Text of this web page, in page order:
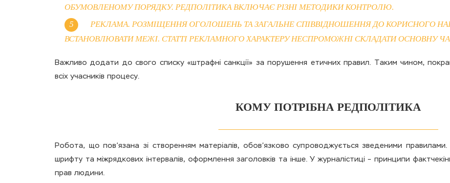
ОБУМОВЛЕНОМУ ПОРЯДКУ. РЕДПОЛІТИКА ВКЛЮЧАЄ РІЗНІ МЕТОДИКИ КОНТРОЛЮ.
РЕКЛАМА. РОЗМІЩЕННЯ ОГОЛОШЕНЬ ТА ЗАГАЛЬНЕ СПІВВІДНОШЕННЯ ДО КОРИСНОГО
ВСТАНОВЛЮВАТИ МЕЖІ. СТАТТІ РЕКЛАМНОГО ХАРАКТЕРУ НЕСПРОМОЖНІ СКЛАДАТИ ОСНОВНУ
Важливо додати до свого списку «штрафні санкції» за порушення етичних правил. Таким чином,
всіх учасників процесу.
КОМУ ПОТРІБНА РЕДПОЛІТИКА
Робота, що пов’язана зі створенням матеріалів, обов’язково супроводжується зведеними
шрифту та міжрядкових інтервалів, оформлення заголовків та інше. У журналістиці – принципи
прав людини.